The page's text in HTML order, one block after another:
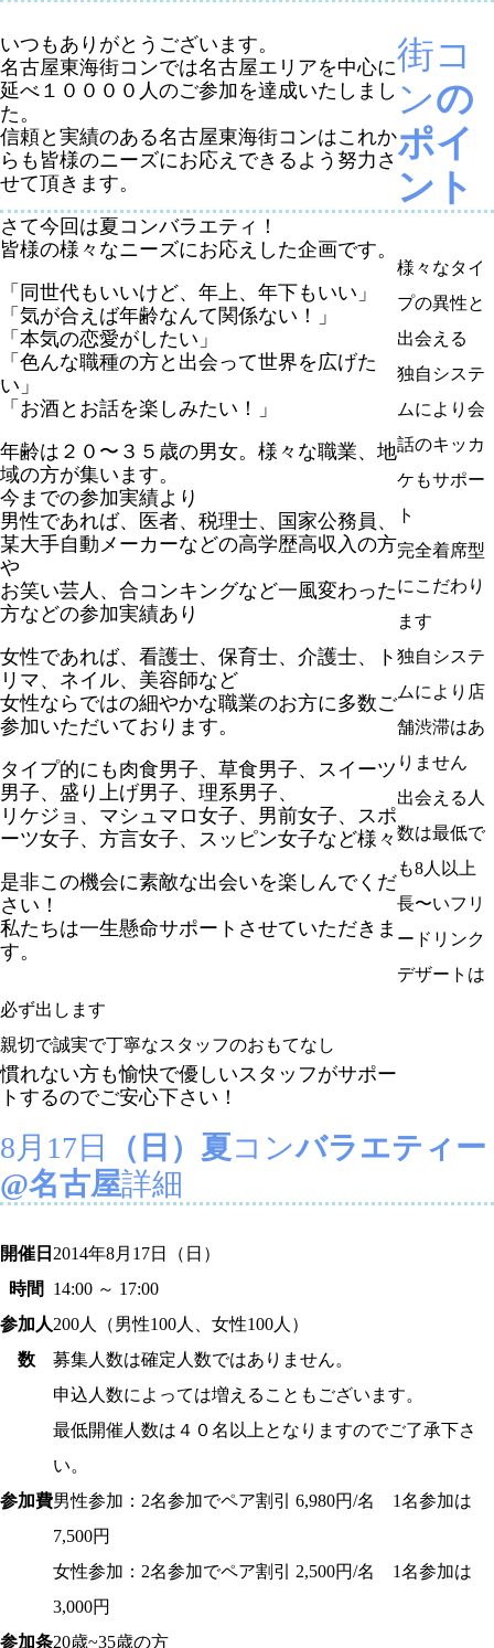
いつもありがとうございます。
名古屋東海街コンでは名古屋エリアを中心に
延べ１００００人のご参加を達成いたしまし
た。
信頼と実績のある名古屋東海街コンはこれか
らも皆様のニーズにお応えできるよう努力さ
せて頂きます。
さて今回は夏コンバラエティ！
皆様の様々なニーズにお応えした企画です。
「同世代もいいけど、年上、年下もいい」
「気が合えば年齢なんて関係ない！」
「本気の恋愛がしたい」
「色んな職種の方と出会って世界を広げた
い」
「お酒とお話を楽しみたい！」
年齢は２０〜３５歳の男女。様々な職業、地
域の方が集います。
今までの参加実績より
男性であれば、医者、税理士、国家公務員、
某大手自動メーカーなどの高学歴高収入の方
や
お笑い芸人、合コンキングなど一風変わった
方などの参加実績あり
女性であれば、看護士、保育士、介護士、ト
リマ、ネイル、美容師など
女性ならではの細やかな職業のお方に多数ご
参加いただいております。
タイプ的にも肉食男子、草食男子、スイーツ
男子、盛り上げ男子、理系男子、
リケジョ、マシュマロ女子、男前女子、スポ
ーツ女子、方言女子、スッピン女子など様々
是非この機会に素敵な出会いを楽しんでくだ
さい！
私たちは一生懸命サポートさせていただきま
す。
街コ
ンの
ポイ
ント
様々なタイ
プの異性と
出会える
独自システ
ムにより会
話のキッカ
ケもサポー
ト
完全着席型
にこだわり
ます
独自システ
ムにより店
舗渋滞はあ
りません
出会える人
数は最低で
も8人以上
長〜いフリ
ードリンク
デザートは
必ず出します
親切で誠実で丁寧なスタッフのおもてなし
慣れない方も愉快で優しいスタッフがサポー
トするのでご安心下さい！
8月17日 （日）夏コンバラエティー
@名古屋詳細
開催日 2014年8月17日（日）
時間
14:00 ～ 17:00
参加人
数
200人（男性100人、女性100人）
募集人数は確定人数ではありません。
申込人数によっては増えることもございます。
最低開催人数は４０名以上となりますのでご了承下さ
い。
参加費男性参加：2名参加でペア割引 6,980円/名 1名参加は
7,500円
女性参加：2名参加でペア割引 2,500円/名 1名参加は
3,000円
参加条20歳~35歳の方